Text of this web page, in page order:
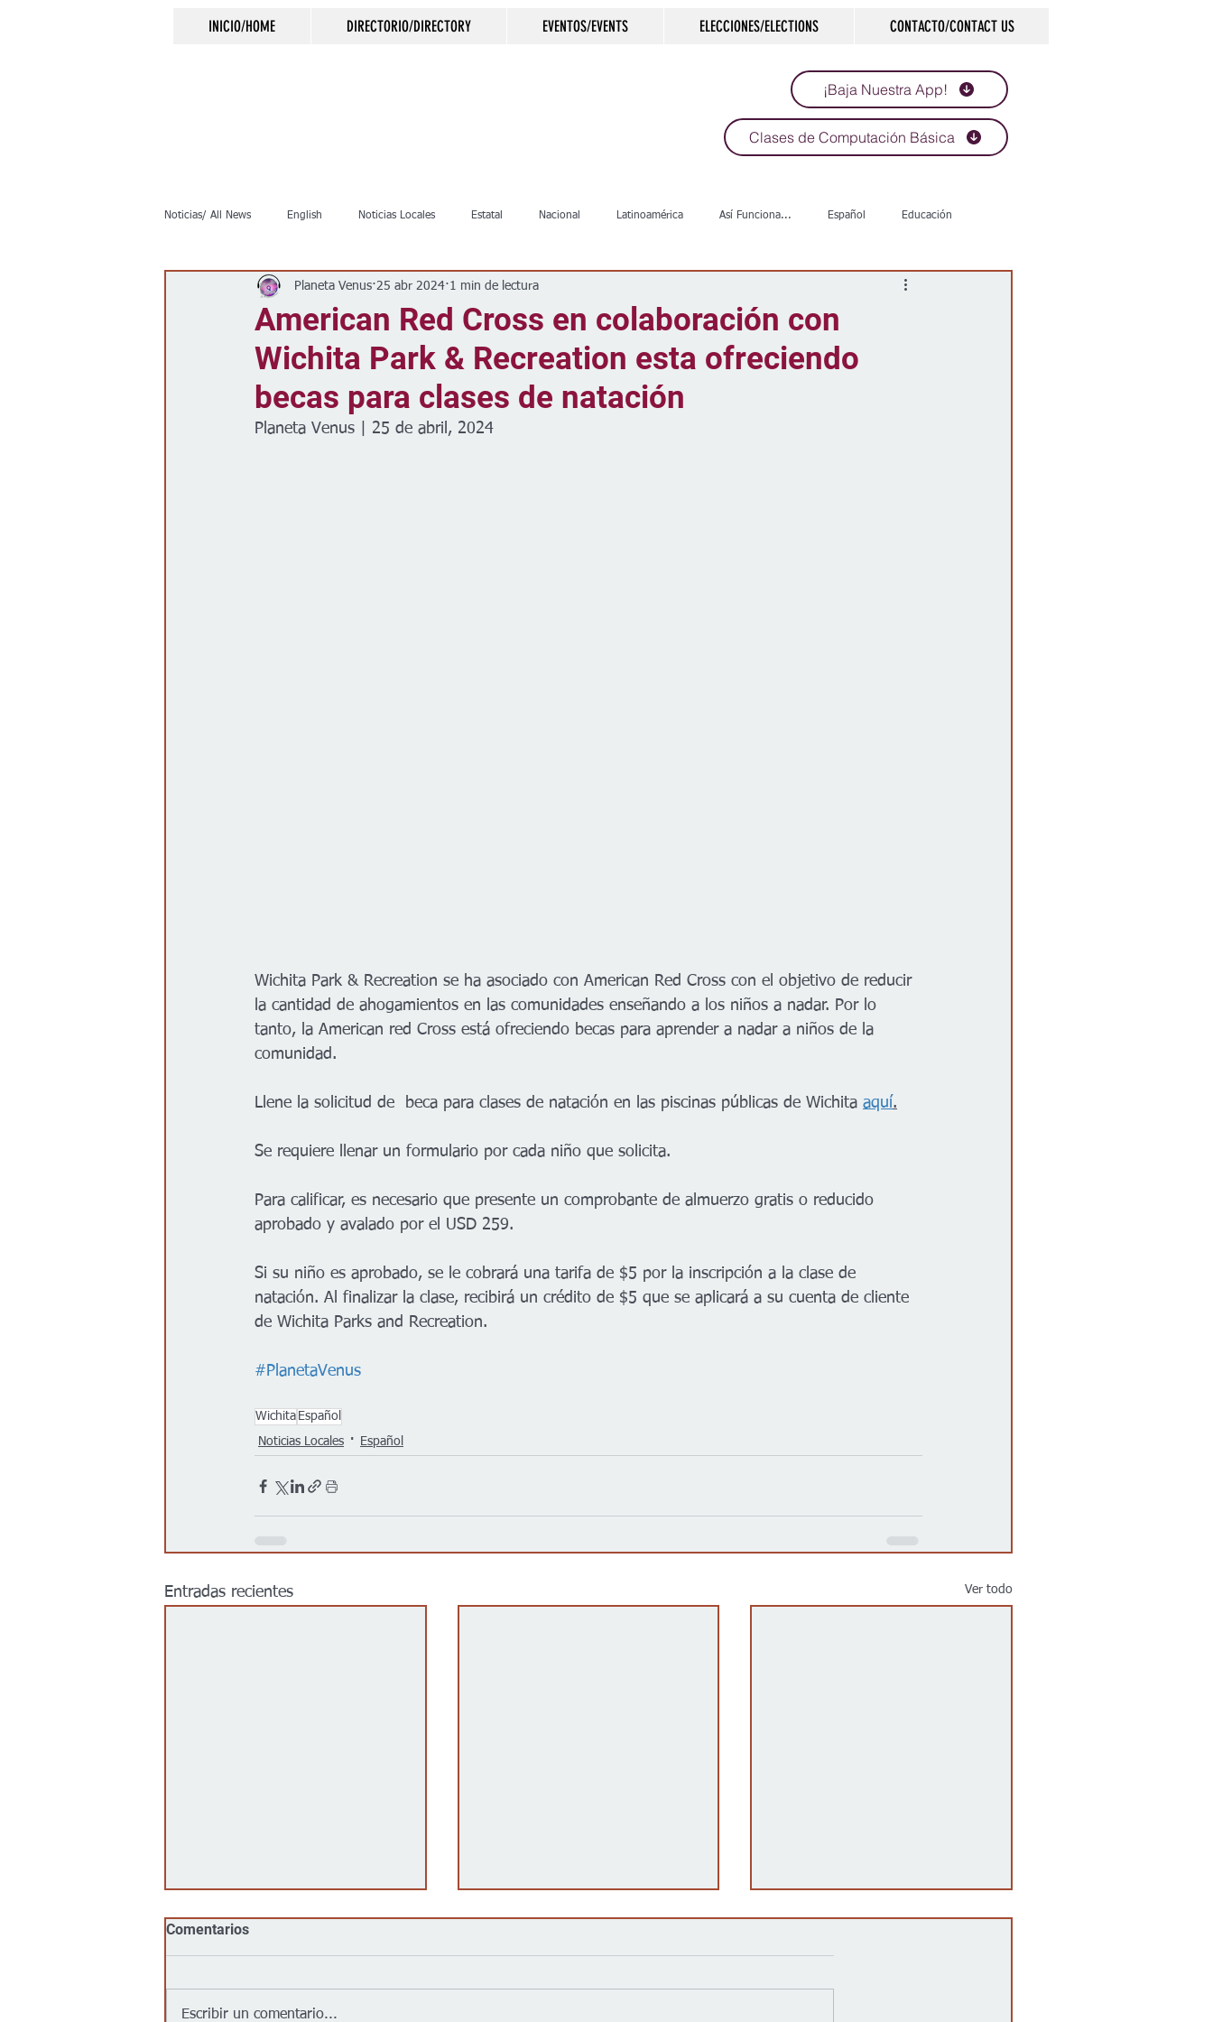
INICIO/HOME DIRECTORIO/DIRECTORY EVENTOS/EVENTS ELECCIONES/ELECTIONS CONTACTO/CONTACT US
¡Baja Nuestra App!
Clases de Computación Básica
Noticias/ All News English Noticias Locales Estatal Nacional Latinoamérica Así Funciona... Español Educación
Inmigración Crimen Negocios Salud Arte & Cultura
Clima Vivienda Escuelas Calles Desamparados Carreteras Comunidad Historias que inspiran
Espectáculos
American Red Cross en colaboración con
Wichita Park & ​​Recreation esta ofreciendo
becas para clases de natación
Planeta Venus 25 abr 2024 1 min de lectura
Planeta Venus | 25 de abril, 2024
Wichita Park & ​​Recreation se ha asociado con American Red Cross con el objetivo de reducir
la cantidad de ahogamientos en las comunidades enseñando a los niños a nadar. Por lo
tanto, la American red Cross está ofreciendo becas para aprender a nadar a niños de la
comunidad.
Llene la solicitud de  beca para clases de natación en las piscinas públicas de Wichita aquí.
Se requiere llenar un formulario por cada niño que solicita.
Para calificar, es necesario que presente un comprobante de almuerzo gratis o reducido
aprobado y avalado por el USD 259.
Si su niño es aprobado, se le cobrará una tarifa de $5 por la inscripción a la clase de
natación. Al finalizar la clase, recibirá un crédito de $5 que se aplicará a su cuenta de cliente
de Wichita Parks and Recreation.
#PlanetaVenus
Wichita Español
Noticias Locales
Español
Entradas recientes Ver todo
Comentarios
Escribir un comentario...